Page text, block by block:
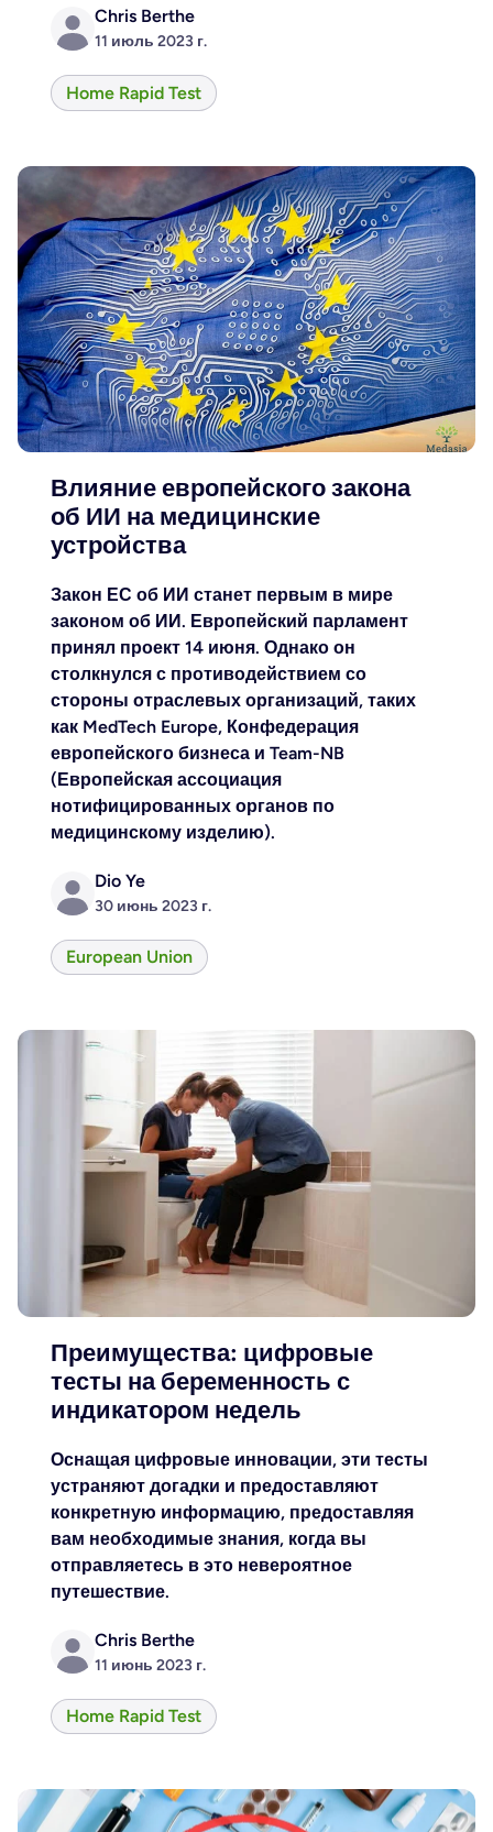
Chris Berthe
11 июль 2023 г.
Home Rapid Test
Влияние европейского закона
об ИИ на медицинские
устройства
Закон ЕС об ИИ станет первым в мире
законом об ИИ. Европейский парламент
принял проект 14 июня. Однако он
столкнулся с противодействием со
стороны отраслевых организаций, таких
как MedTech Europe, Конфедерация
европейского бизнеса и Team-NB
(Европейская ассоциация
нотифицированных органов по
медицинскому изделию).
Dio Ye
30 июнь 2023 г.
European Union
Преимущества: цифровые
тесты на беременность с
индикатором недель
Оснащая цифровые инновации, эти тесты
устраняют догадки и предоставляют
конкретную информацию, предоставляя
вам необходимые знания, когда вы
отправляетесь в это невероятное
путешествие.
Chris Berthe
11 июнь 2023 г.
Home Rapid Test